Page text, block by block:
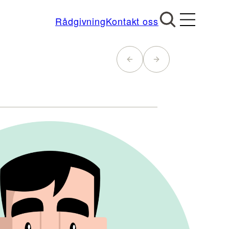
RådgivningKontakt oss